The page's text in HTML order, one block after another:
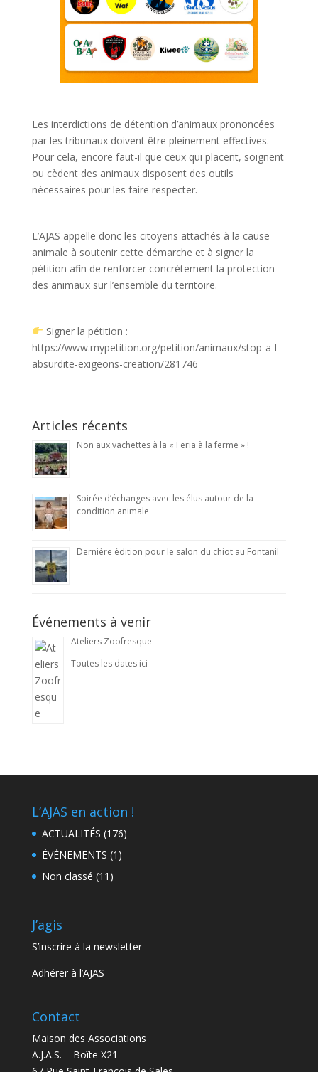
Les interdictions de détention d’animaux prononcées
par les tribunaux doivent être pleinement effectives.
Pour cela, encore faut-il que ceux qui placent, soignent
ou cèdent des animaux disposent des outils
nécessaires pour les faire respecter.
L’AJAS appelle donc les citoyens attachés à la cause
animale à soutenir cette démarche et à signer la
pétition afin de renforcer concrètement la protection
des animaux sur l’ensemble du territoire.
Signer la pétition :
https://www.mypetition.org/petition/animaux/stop-a-l-
absurdite-exigeons-creation/281746
Articles récents
Non aux vachettes à la « Feria à la ferme » !
Soirée d’échanges avec les élus autour de la
condition animale
Dernière édition pour le salon du chiot au Fontanil
Événements à venir
Ateliers Zoofresque
Toutes les dates ici
L’AJAS en action !
ACTUALITÉS (176)
ÉVÉNEMENTS (1)
Non classé (11)
J’agis
S’inscrire à la newsletter
Adhérer à l’AJAS
Contact
Maison des Associations
A.J.A.S. – Boîte X21